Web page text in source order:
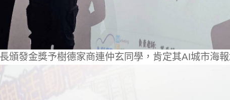
頒發金獎予樹德家商連仲玄同學，肯定其AI城市海